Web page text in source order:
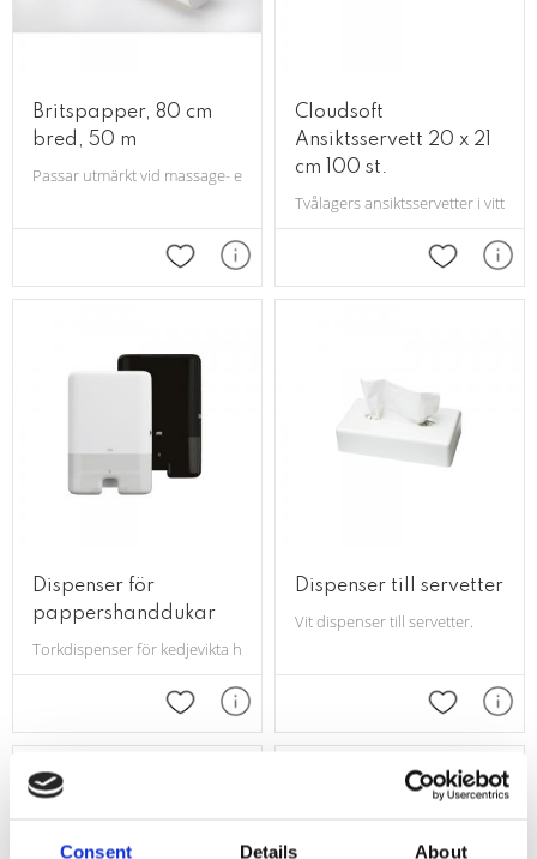
Consent Details About
Britspapper, 80 cm
bred, 50 m
Passar utmärkt vid massage- eller kroppsbehandlingar. 80cm bred.
Lägg till i favoriter
Cloudsoft
Ansiktsservett 20 x 21
cm 100 st.
Tvålagers ansiktsservetter i vitt,
Lägg till i
Dispenser för
pappershanddukar
Torkdispenser för kedjevikta handdukar (Art nr 100164).
Lägg till i favoriter
Dispenser till servetter
Vit dispenser till servetter.
Lägg till i